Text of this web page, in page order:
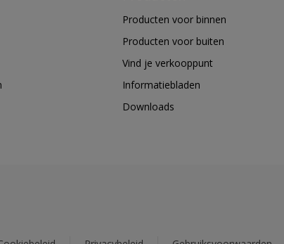
Producten voor binnen
Producten voor buiten
Vind je verkooppunt
Informatiebladen
Downloads